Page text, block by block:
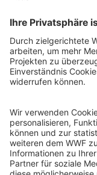
WWF Deutschland
Reinhardtstr. 18
10117 Berlin
Ihre Spende kann
Registriert als
Justiz Berlin, Az: